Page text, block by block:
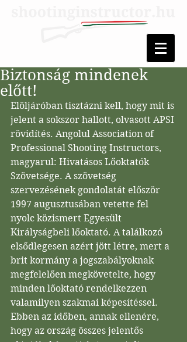
Biztonság mindenek
előtt!
Elöljáróban tisztázni kell, hogy mit is
jelent a sokszor hallott, olvasott APSI
rövidítés. Angolul Association of
Professional Shooting Instructors,
magyarul: Hivatásos Lőoktatók
Szövetsége. A szövetség
szervezésének gondolatát először
1997 augusztusában vetette fel
nyolc közismert Egyesült
Királyságbeli lőoktató. A találkozó
elsődlegesen azért jött létre, mert a
brit kormány a jogszabályoknak
megfelelően megkövetelte, hogy
minden lőoktató rendelkezzen
valamilyen szakmai képesítéssel.
Ebben az időben, annak ellenére,
hogy az ország összes jelentős